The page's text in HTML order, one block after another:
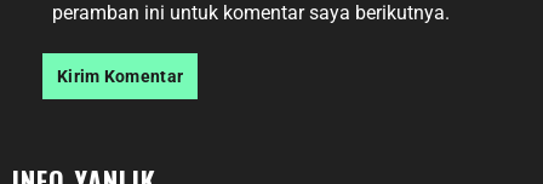
peramban ini untuk komentar saya berikutnya.